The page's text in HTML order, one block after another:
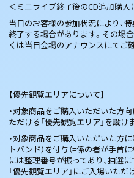
＜ミニライブ終了後のCD追加購入
当日のお客様の参加状況により、
終了する場合があります。その場
くは当日会場のアナウンスにてご
【優先観覧エリアについて】
・対象商品をご購入いただいた方
ただける「優先観覧エリア」を設け
・対象商品をご購入いただいた方に
トバンド）を付与（=係の者が手首
には整理番号が振ってあり、抽選
「優先観覧エリア」にご入場いただ